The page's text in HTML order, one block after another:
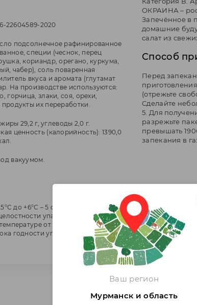
Ваш регион
Мурманск и область
22604589-2020
подсолнечное рафинированное
специи (чеснок, перец
кориандр, орегано, куркума,
чабер), соль поваренная
вкуса и аромата (глутамат
На производстве используются:
горчица, злаки, соя, орехи,
их переработки.
29,2 г, углеводы 2,0 г.
ценность (калорийность): 1390,0
вакуумом.
до +6°С – 5 суток. После
упаковки срок годности
от -1,5°C до +6°С в
годности упакованного
ОКРАИНА –
Запечённое в
домашние
салат из
Способ
Перед
(отрежьте
Сделайте
5. Для
разрежьте
превышать
запекания в